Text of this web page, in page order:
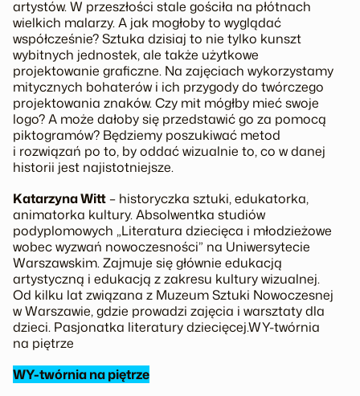
artystów. W przeszłości stale gościła na płótnach
wielkich malarzy. A jak mogłoby to wyglądać
współcześnie? Sztuka dzisiaj to nie tylko kunszt
wybitnych jednostek, ale także użytkowe
projektowanie graficzne. Na zajęciach wykorzystamy
mitycznych bohaterów i ich przygody do twórczego
projektowania znaków. Czy mit mógłby mieć swoje
logo? A może dałoby się przedstawić go za pomocą
piktogramów? Będziemy poszukiwać metod
i rozwiązań po to, by oddać wizualnie to, co w danej
historii jest najistotniejsze.
Katarzyna Witt– historyczka sztuki, edukatorka,
animatorka kultury. Absolwentka studiów
podyplomowych „Literatura dziecięca i młodzieżowe
wobec wyzwań nowoczesności” na Uniwersytecie
Warszawskim. Zajmuje się głównie edukacją
artystyczną i edukacją z zakresu kultury wizualnej.
Od kilku lat związana z Muzeum Sztuki Nowoczesnej
w Warszawie, gdzie prowadzi zajęcia i warsztaty dla
dzieci. Pasjonatka literatury dziecięcej.WY-twórnia
na piętrze
WY-twórnia na piętrze